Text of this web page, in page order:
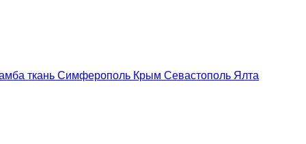
ткань Симферополь Крым Севастополь Ялта